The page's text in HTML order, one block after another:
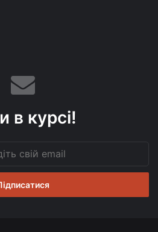
в курсі!